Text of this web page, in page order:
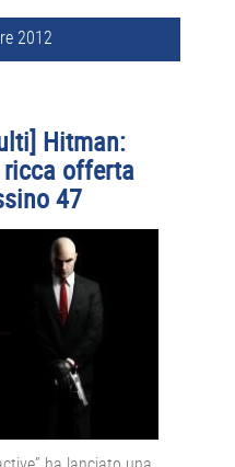
2012
Hitman:
offerta
47